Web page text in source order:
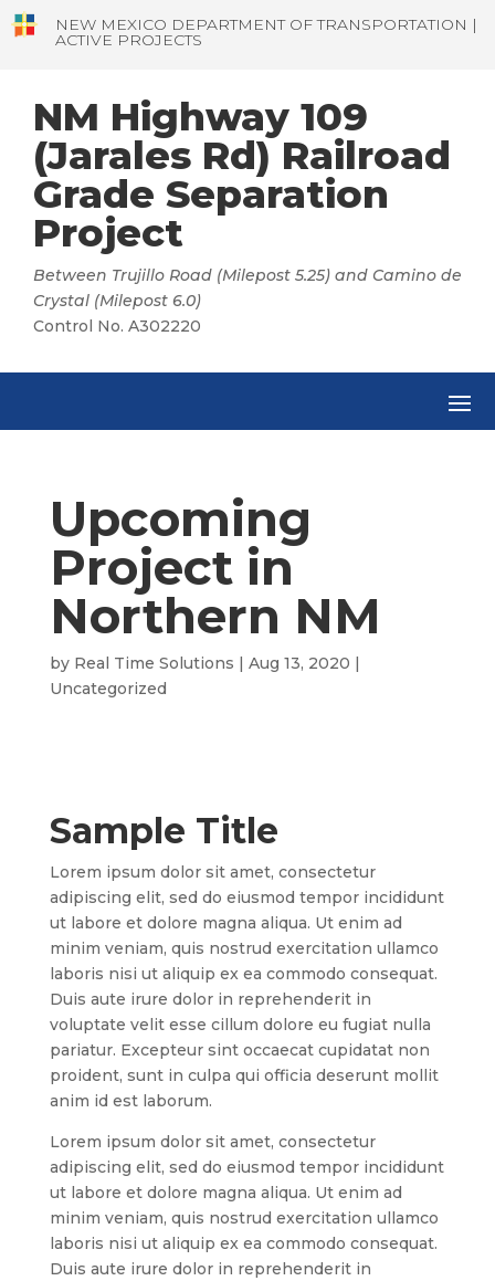
NEW MEXICO DEPARTMENT OF TRANSPORTATION |
ACTIVE PROJECTS
NM Highway 109
(Jarales Rd) Railroad
Grade Separation
Project
Between Trujillo Road (Milepost 5.25) and Camino de
Crystal (Milepost 6.0)
Control No. A302220
Upcoming
Project in
Northern NM
by Real Time Solutions | Aug 13, 2020 |
Uncategorized
Sample Title
Lorem ipsum dolor sit amet, consectetur
adipiscing elit, sed do eiusmod tempor incididunt
ut labore et dolore magna aliqua. Ut enim ad
minim veniam, quis nostrud exercitation ullamco
laboris nisi ut aliquip ex ea commodo consequat.
Duis aute irure dolor in reprehenderit in
voluptate velit esse cillum dolore eu fugiat nulla
pariatur. Excepteur sint occaecat cupidatat non
proident, sunt in culpa qui officia deserunt mollit
anim id est laborum.
Lorem ipsum dolor sit amet, consectetur
adipiscing elit, sed do eiusmod tempor incididunt
ut labore et dolore magna aliqua. Ut enim ad
minim veniam, quis nostrud exercitation ullamco
laboris nisi ut aliquip ex ea commodo consequat.
Duis aute irure dolor in reprehenderit in